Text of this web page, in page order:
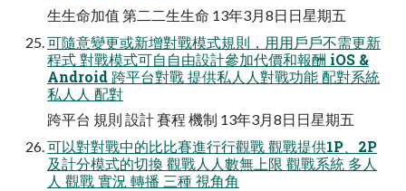
⽣生命加值 第⼆二⽣生命 13年3月8⽇日星期五
可隨意變更或新增對戰模式規則，⽤用⼾戶不需更新
程式 對戰模式可⾃自由設計參加代價和報酬 iOS &
Android 跨平台對戰 提供私⼈人對戰功能 配對系統
私⼈人 配對
跨平台 規則 設計 賽程 機制 13年3月8⽇日星期五
可以對對戰中的⽐比賽進⾏行觀戰 觀戰提供1P、2P
及計分模式的切換 觀戰⼈人數無上限 觀戰系統 多⼈
人 觀戰 實況 轉播 三種 視⾓角